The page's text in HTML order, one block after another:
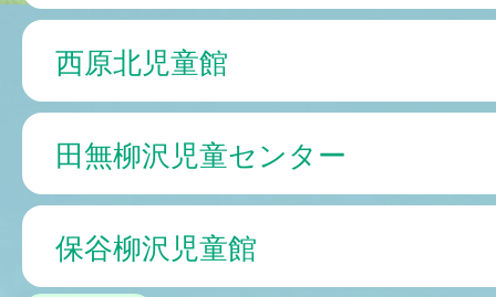
西原北児童館
田無柳沢児童センター
保谷柳沢児童館